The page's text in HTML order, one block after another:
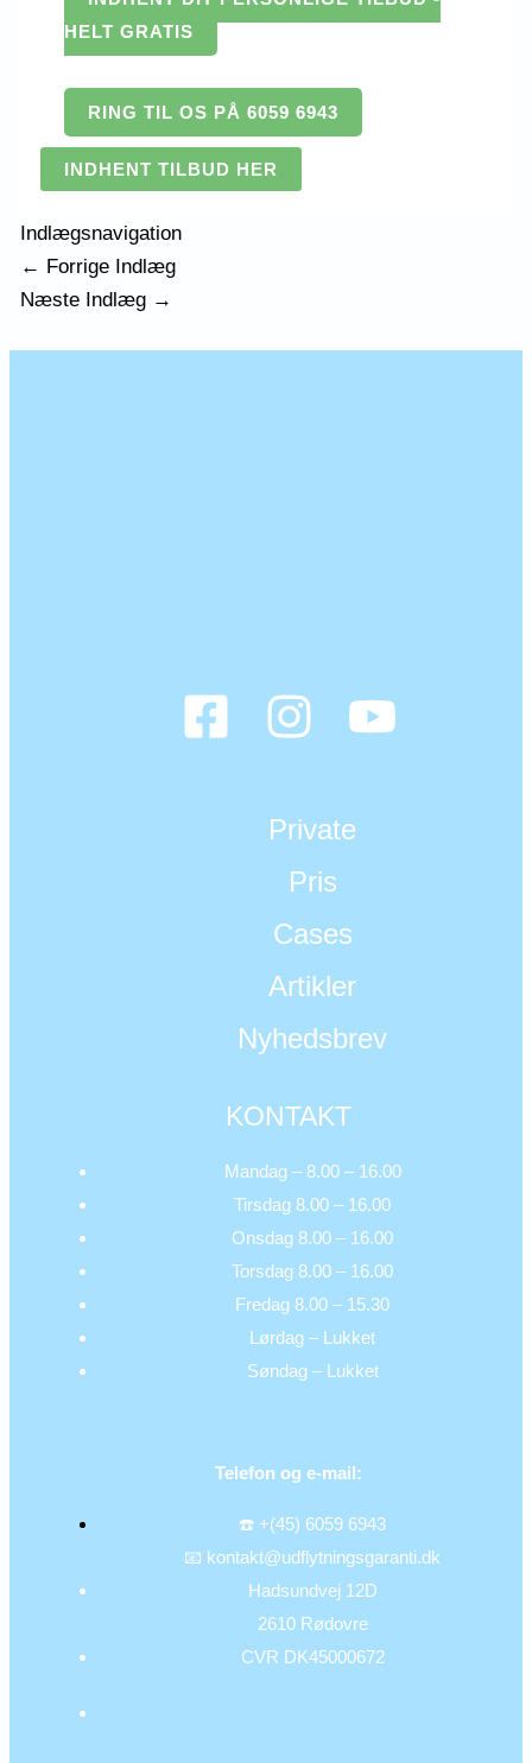
HELT GRATIS
RING TIL OS PÅ 6059 6943
INDHENT TILBUD HER
Indlægsnavigation
← Forrige Indlæg
Næste Indlæg →
Private
Pris
Cases
Artikler
Nyhedsbrev
KONTAKT
Mandag – 8.00 – 16.00
Tirsdag 8.00 – 16.00
Onsdag 8.00 – 16.00
Torsdag 8.00 – 16.00
Fredag 8.00 – 15.30
Lørdag – Lukket
Søndag – Lukket
Telefon og e-mail:
☎️ +(45) 6059 6943
📧 kontakt@udflytningsgaranti.dk
Hadsundvej 12D
2610 Rødovre
CVR DK45000672